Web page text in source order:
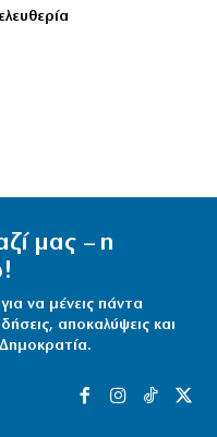
μας – η
να μένεις πάντα
αποκαλύψεις και